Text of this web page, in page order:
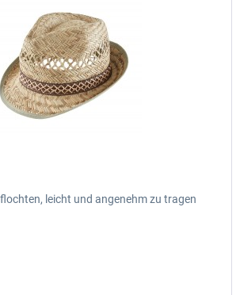
leicht und angenehm zu tragen